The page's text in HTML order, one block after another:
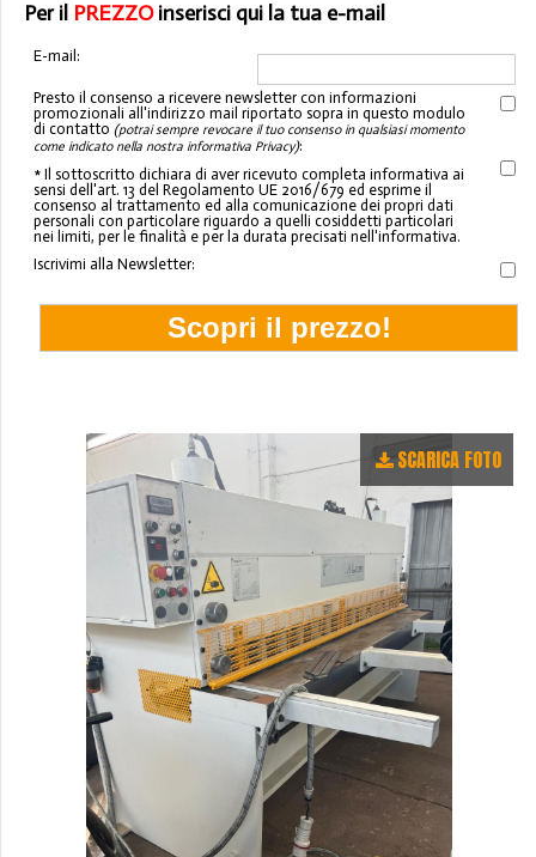
Per il PREZZOinserisci qui la tua e-mail
E-mail:
Presto il consenso a ricevere newsletter con informazioni
promozionali all'indirizzo mail riportato sopra in questo modulo
di contatto (potrai sempre revocare il tuo consenso in qualsiasi momento
come indicato nella nostra informativa Privacy):
* Il sottoscritto dichiara di aver ricevuto completa informativa ai
sensi dell'art. 13 del Regolamento UE 2016/679 ed esprime il
consenso al trattamento ed alla comunicazione dei propri dati
personali con particolare riguardo a quelli cosiddetti particolari
nei limiti, per le finalità e per la durata precisati nell'informativa.
Iscrivimi alla Newsletter:
SCARICA FOTO